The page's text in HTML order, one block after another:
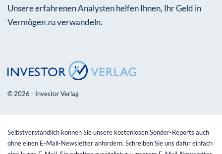
Unsere erfahrenen Analysten helfen Ihnen, Ihr Geld in
Vermögen zu verwandeln.
© 2026 - Investor Verlag
Selbstverständlich können Sie unsere kostenlosen Sonder-Reports auch
ohne einen E-Mail-Newsletter anfordern. Schreiben Sie uns dafür einfach